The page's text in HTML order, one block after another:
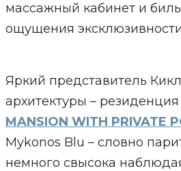
массажный кабинет и
ощущения
Яркий представитель
архитектуры – резиденция
MANSION WITH PRIVATE
Mykonos Blu – словно
немного свысока